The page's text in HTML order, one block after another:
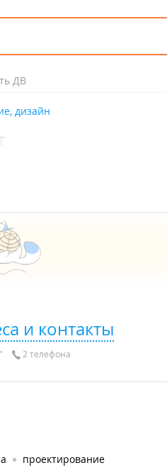
ДВ
дизайн
и контакты
2 телефона
проектирование